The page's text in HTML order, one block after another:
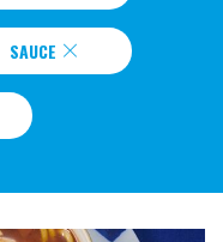
SAUCE